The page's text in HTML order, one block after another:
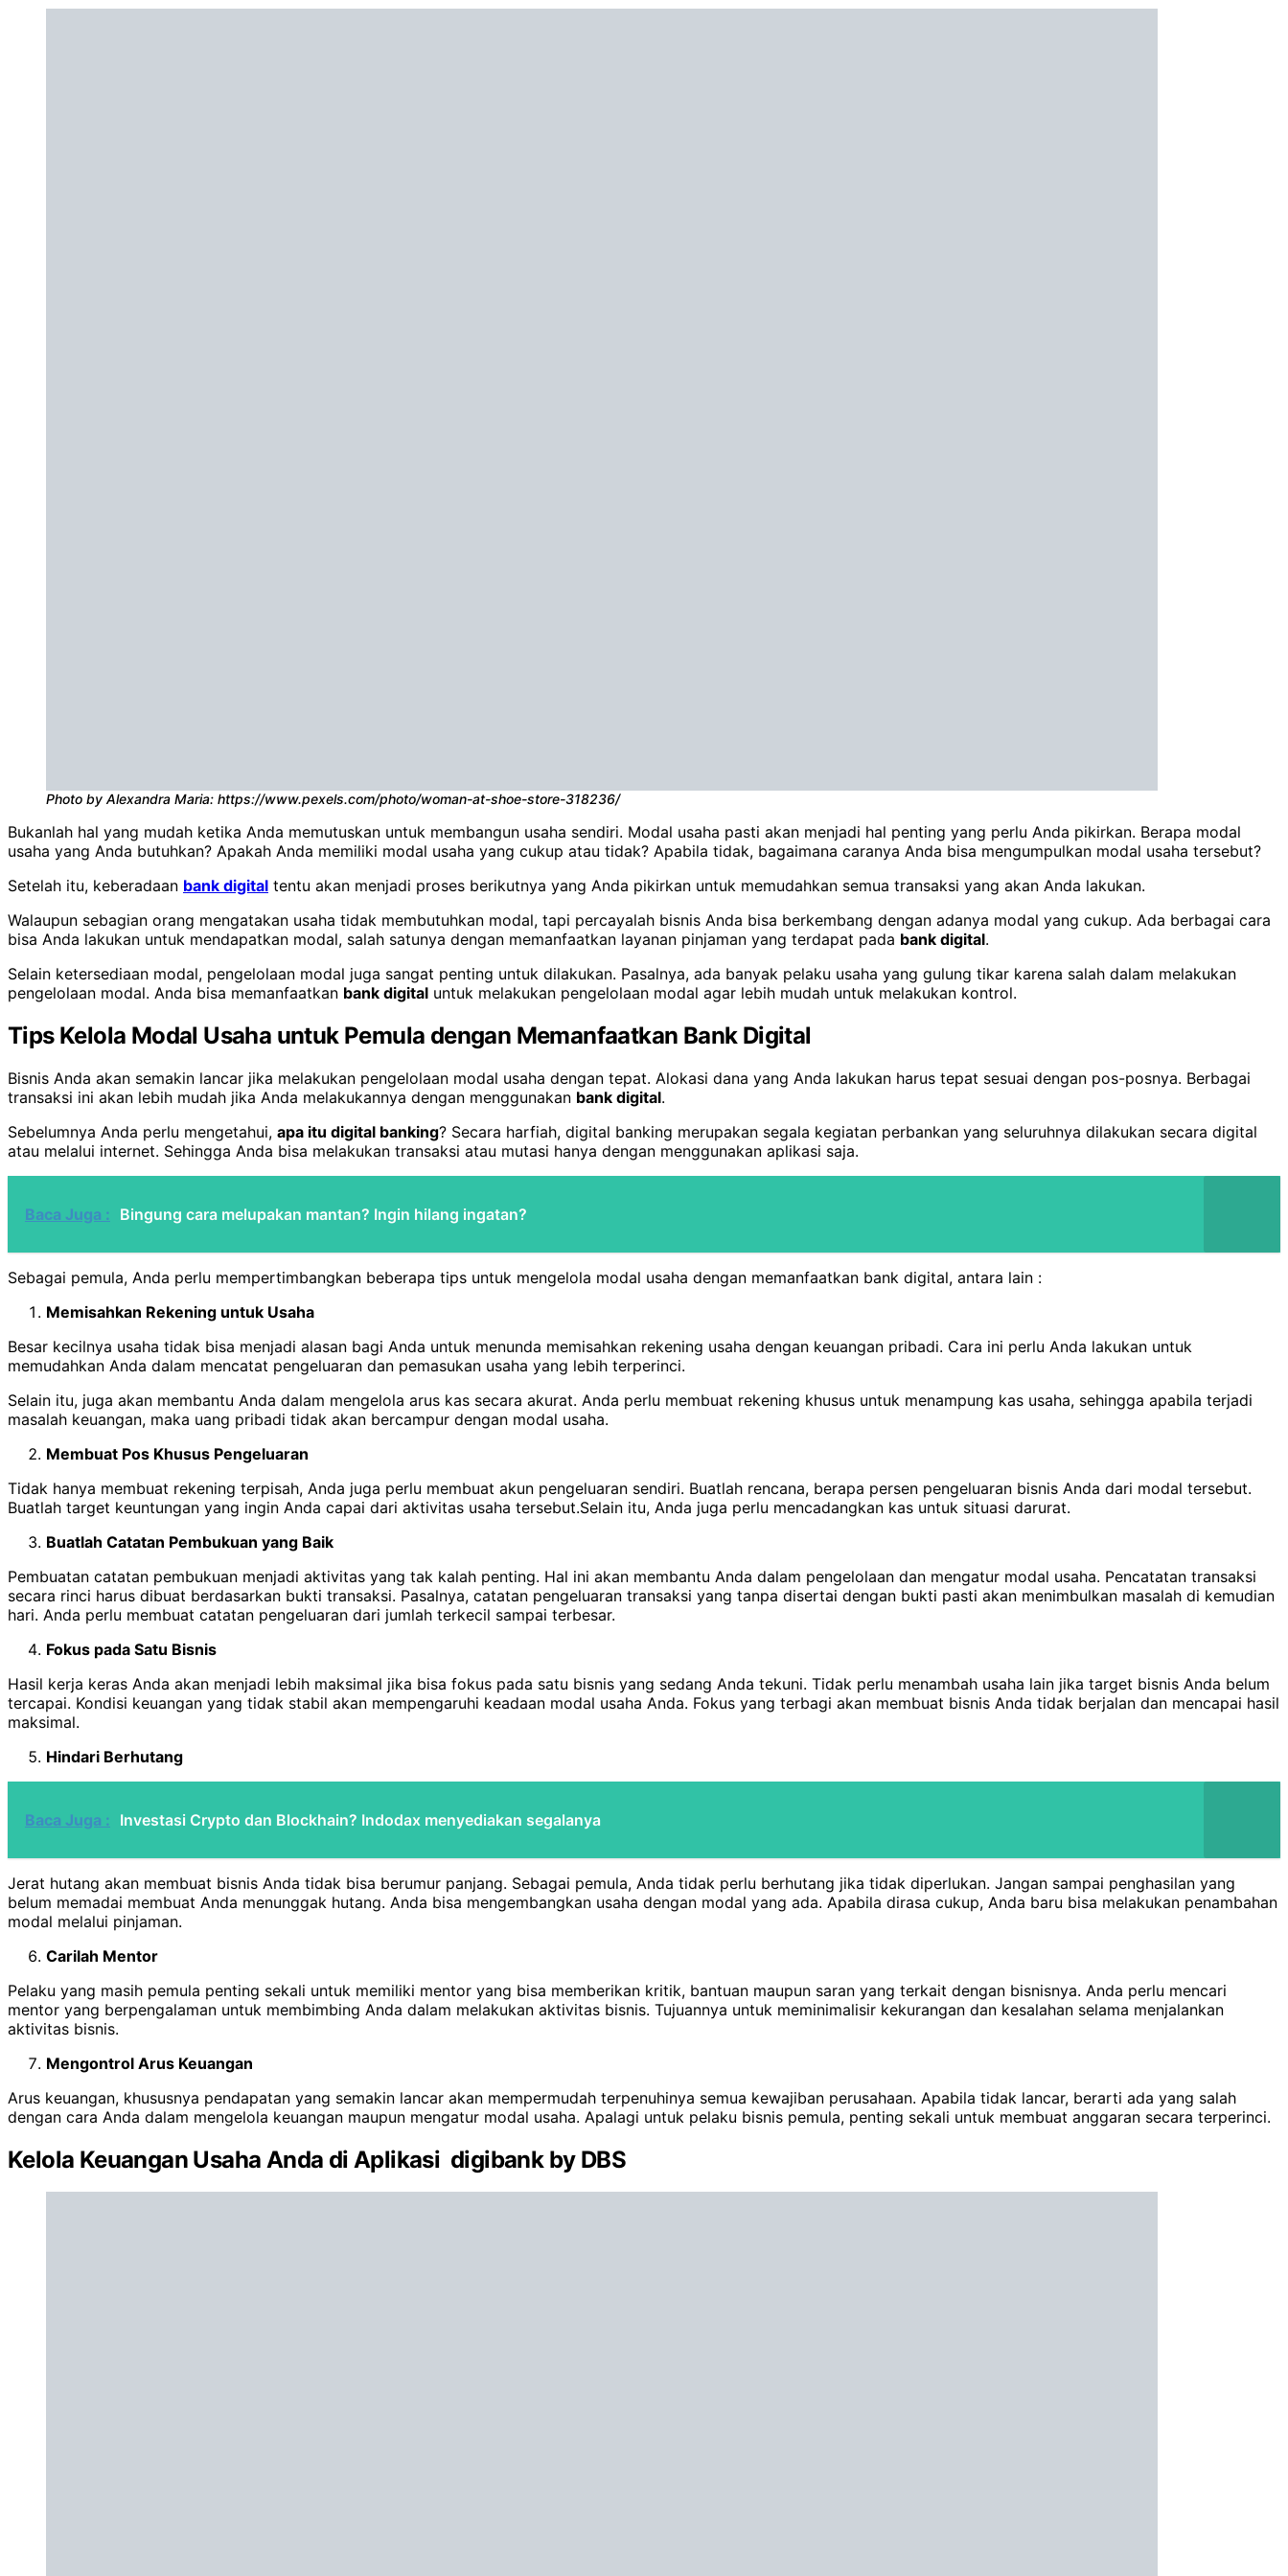
Photo by Alexandra Maria: https://www.pexels.com/photo/woman-at-shoe-store-318236/
Bukanlah hal yang mudah ketika Anda memutuskan untuk membangun usaha sendiri. Modal usaha pasti akan menjadi hal penting yang perlu Anda pikirkan. Berapa modal
usaha yang Anda butuhkan? Apakah Anda memiliki modal usaha yang cukup atau tidak? Apabila tidak, bagaimana caranya Anda bisa mengumpulkan modal usaha tersebut?
Setelah itu, keberadaan bank digital tentu akan menjadi proses berikutnya yang Anda pikirkan untuk memudahkan semua transaksi yang akan Anda lakukan.
Walaupun sebagian orang mengatakan usaha tidak membutuhkan modal, tapi percayalah bisnis Anda bisa berkembang dengan adanya modal yang cukup. Ada berbagai cara
bisa Anda lakukan untuk mendapatkan modal, salah satunya dengan memanfaatkan layanan pinjaman yang terdapat pada bank digital.
Selain ketersediaan modal, pengelolaan modal juga sangat penting untuk dilakukan. Pasalnya, ada banyak pelaku usaha yang gulung tikar karena salah dalam melakukan
pengelolaan modal. Anda bisa memanfaatkan bank digital untuk melakukan pengelolaan modal agar lebih mudah untuk melakukan kontrol.
Tips Kelola Modal Usaha untuk Pemula dengan Memanfaatkan Bank Digital
Bisnis Anda akan semakin lancar jika melakukan pengelolaan modal usaha dengan tepat. Alokasi dana yang Anda lakukan harus tepat sesuai dengan pos-posnya. Berbagai
transaksi ini akan lebih mudah jika Anda melakukannya dengan menggunakan bank digital.
Sebelumnya Anda perlu mengetahui, apa itu digital banking? Secara harfiah, digital banking merupakan segala kegiatan perbankan yang seluruhnya dilakukan secara digital
atau melalui internet. Sehingga Anda bisa melakukan transaksi atau mutasi hanya dengan menggunakan aplikasi saja.
Baca Juga : Bingung cara melupakan mantan? Ingin hilang ingatan?
Sebagai pemula, Anda perlu mempertimbangkan beberapa tips untuk mengelola modal usaha dengan memanfaatkan bank digital, antara lain :
Memisahkan Rekening untuk Usaha
Besar kecilnya usaha tidak bisa menjadi alasan bagi Anda untuk menunda memisahkan rekening usaha dengan keuangan pribadi. Cara ini perlu Anda lakukan untuk
memudahkan Anda dalam mencatat pengeluaran dan pemasukan usaha yang lebih terperinci.
Selain itu, juga akan membantu Anda dalam mengelola arus kas secara akurat. Anda perlu membuat rekening khusus untuk menampung kas usaha, sehingga apabila terjadi
masalah keuangan, maka uang pribadi tidak akan bercampur dengan modal usaha.
Membuat Pos Khusus Pengeluaran
Tidak hanya membuat rekening terpisah, Anda juga perlu membuat akun pengeluaran sendiri. Buatlah rencana, berapa persen pengeluaran bisnis Anda dari modal tersebut.
Buatlah target keuntungan yang ingin Anda capai dari aktivitas usaha tersebut.Selain itu, Anda juga perlu mencadangkan kas untuk situasi darurat.
Buatlah Catatan Pembukuan yang Baik
Pembuatan catatan pembukuan menjadi aktivitas yang tak kalah penting. Hal ini akan membantu Anda dalam pengelolaan dan mengatur modal usaha. Pencatatan transaksi
secara rinci harus dibuat berdasarkan bukti transaksi. Pasalnya, catatan pengeluaran transaksi yang tanpa disertai dengan bukti pasti akan menimbulkan masalah di kemudian
hari. Anda perlu membuat catatan pengeluaran dari jumlah terkecil sampai terbesar.
Fokus pada Satu Bisnis
Hasil kerja keras Anda akan menjadi lebih maksimal jika bisa fokus pada satu bisnis yang sedang Anda tekuni. Tidak perlu menambah usaha lain jika target bisnis Anda belum
tercapai. Kondisi keuangan yang tidak stabil akan mempengaruhi keadaan modal usaha Anda. Fokus yang terbagi akan membuat bisnis Anda tidak berjalan dan mencapai hasil
maksimal.
Hindari Berhutang
Baca Juga : Investasi Crypto dan Blockhain? Indodax menyediakan segalanya
Jerat hutang akan membuat bisnis Anda tidak bisa berumur panjang. Sebagai pemula, Anda tidak perlu berhutang jika tidak diperlukan. Jangan sampai penghasilan yang
belum memadai membuat Anda menunggak hutang. Anda bisa mengembangkan usaha dengan modal yang ada. Apabila dirasa cukup, Anda baru bisa melakukan penambahan
modal melalui pinjaman.
Carilah Mentor
Pelaku yang masih pemula penting sekali untuk memiliki mentor yang bisa memberikan kritik, bantuan maupun saran yang terkait dengan bisnisnya. Anda perlu mencari
mentor yang berpengalaman untuk membimbing Anda dalam melakukan aktivitas bisnis. Tujuannya untuk meminimalisir kekurangan dan kesalahan selama menjalankan
aktivitas bisnis.
Mengontrol Arus Keuangan
Arus keuangan, khususnya pendapatan yang semakin lancar akan mempermudah terpenuhinya semua kewajiban perusahaan. Apabila tidak lancar, berarti ada yang salah
dengan cara Anda dalam mengelola keuangan maupun mengatur modal usaha. Apalagi untuk pelaku bisnis pemula, penting sekali untuk membuat anggaran secara terperinci.
Kelola Keuangan Usaha Anda di Aplikasi digibank by DBS